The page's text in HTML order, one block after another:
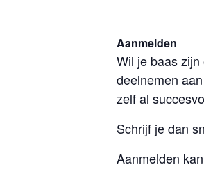
Aanmelden
Wil je baas
deelnemen
zelf al
Schrijf je dan
Aanmelden